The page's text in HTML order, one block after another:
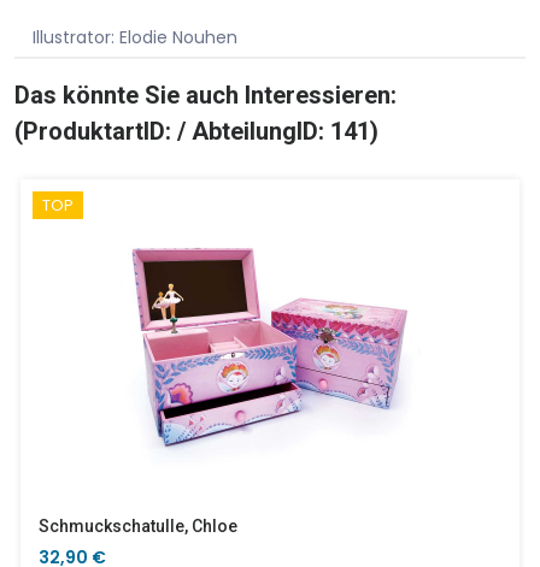
Illustrator: Elodie Nouhen
Das könnte Sie auch Interessieren:
(ProduktartID: / AbteilungID: 141)
TOP
Schmuckschatulle, Chloe
32,90 €